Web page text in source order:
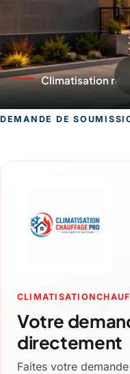
Chauffage fiable
DEMANDE DE
Votre
directement
Faites votre